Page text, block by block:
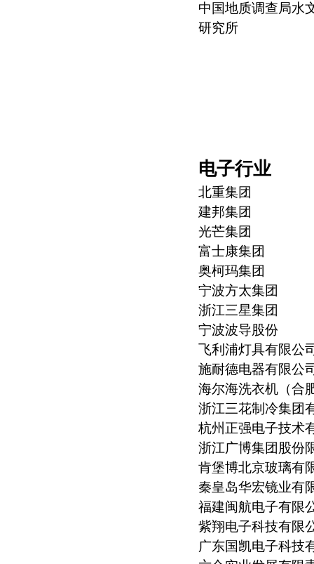
中国地质调查局水
研究所
电子行业
北重集团
建邦集团
光芒集团
富士康集团
奥柯玛集团
宁波方太集团
浙江三星集团
宁波波导股份
飞利浦灯具有限公
施耐德电器有限公
海尔海洗衣机（合
浙江三花制冷集团
杭州正强电子技术
浙江广博集团股份
肯堡博北京玻璃有
秦皇岛华宏镜业有
福建闽航电子有限
紫翔电子科技有限
广东国凯电子科技